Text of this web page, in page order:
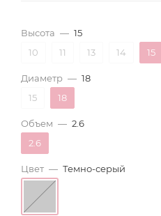
Высота — 15
10
11 13 14 15
Диаметр — 18
15
18
Объем — 2.6
2.6
Цвет — Темно-серый